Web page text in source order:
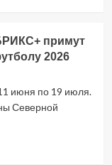
примут
2026
июня по 19 июля.
Северной